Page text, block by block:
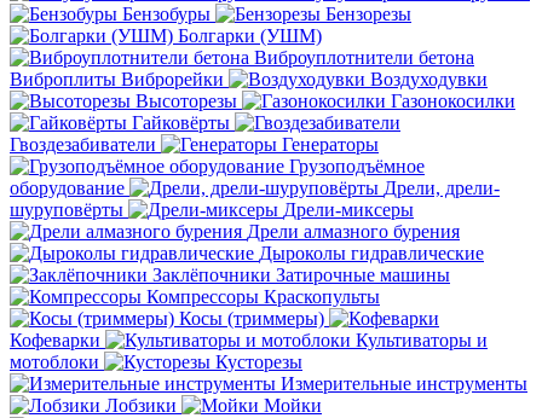
Бензобуры
Бензорезы
Болгарки (УШМ)
Виброуплотнители бетона
Виброплиты Виброрейки
Воздуходувки
Высоторезы
Газонокосилки
Гайковёрты
Гвоздезабиватели
Генераторы
Грузоподъёмное
оборудование
Дрели, дрели-
шуруповёрты
Дрели-миксеры
Дрели алмазного бурения
Дыроколы гидравлические
Заклёпочники Затирочные машины
Компрессоры Краскопульты
Косы (триммеры)
Кофеварки
Культиваторы и
мотоблоки
Кусторезы
Измерительные инструменты
Лобзики
Мойки